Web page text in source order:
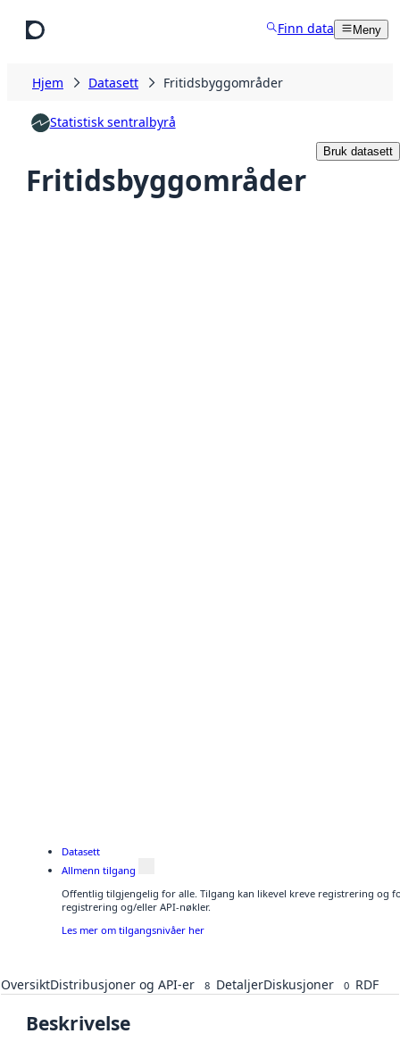
Finn data Meny
Hjem Datasett Fritidsbyggområder
Statistisk sentralbyrå
Fritidsbyggområder
Bruk datasett
Datasett
Allmenn tilgang
Offentlig tilgjengelig for alle. Tilgang kan likevel kreve registrering og
registrering og/eller API-nøkler.
Les mer om tilgangsnivåer her
OversiktDistribusjoner og API-er 8 DetaljerDiskusjoner 0 RDF
Beskrivelse